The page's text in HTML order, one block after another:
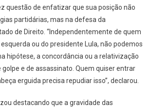
questão de enfatizar que sua posição não
partidárias, mas na defesa da
de Direito. “Independentemente de quem
ou do presidente Lula, não podemos
hipótese, a concordância ou a relativização
e de assassinato. Quem quiser entrar
erguida precisa repudiar isso”, declarou.
destacando que a gravidade das